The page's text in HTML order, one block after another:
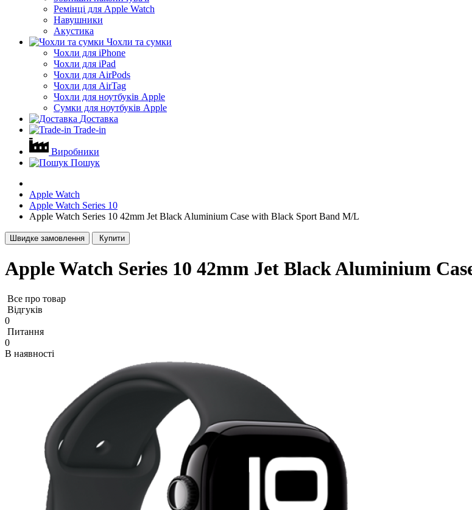
Ремінці для Apple Watch
Навушники
Акустика
Чохли та сумки
Чохли для iPhone
Чохли для iPad
Чохли для AirPods
Чохли для AirTag
Чохли для ноутбуків Apple
Сумки для ноутбуків Apple
Доставка
Trade-in
Виробники
Пошук
Apple Watch
Apple Watch Series 10
Apple Watch Series 10 42mm Jet Black Aluminium Case with Black Sport Band M/L
Швидке замовлення Купити
Apple Watch Series 10 42mm Jet Black Aluminium
Все про товар
Відгуків
0
Питання
0
В наявності